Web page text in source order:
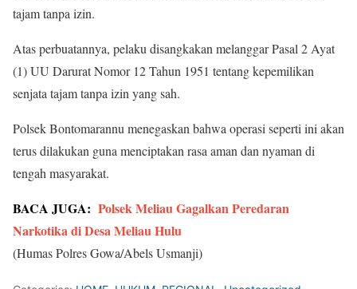
tajam tanpa izin.
Atas perbuatannya, pelaku disangkakan melanggar Pasal 2 Ayat
(1) UU Darurat Nomor 12 Tahun 1951 tentang kepemilikan
senjata tajam tanpa izin yang sah.
Polsek Bontomarannu menegaskan bahwa operasi seperti ini akan
terus dilakukan guna menciptakan rasa aman dan nyaman di
tengah masyarakat.
BACA JUGA: Polsek Meliau Gagalkan Peredaran
Narkotika di Desa Meliau Hulu
(Humas Polres Gowa/Abels Usmanji)